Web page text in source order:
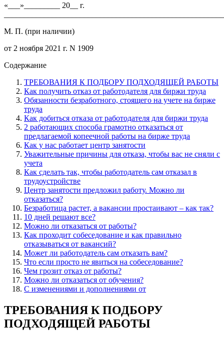
«___»_________ 20__ г.
М. П. (при наличии)
от 2 ноября 2021 г. N 1909
Содержание
ТРЕБОВАНИЯ К ПОДБОРУ ПОДХОДЯЩЕЙ РАБОТЫ
Как получить отказ от работодателя для биржи труда
Обязанности безработного, стоящего на учете на бирже
труда
Как добиться отказа от работодателя для биржи труда
2 работающих способа грамотно отказаться от
предлагаемой копеечной работы на бирже труда
Как у нас работает центр занятости
Уважительные причины для отказа, чтобы вас не сняли с
учета
Как сделать так, чтобы работодатель сам отказал в
трудоустройстве
Центр занятости предложил работу. Можно ли
отказаться?
Безработица растет, а вакансии простаивают – как так?
10 дней решают все?
Можно ли отказаться от работы?
Как проходит собеседование и как правильно
отказываться от вакансий?
Может ли работодатель сам отказать вам?
Что если просто не явиться на собеседование?
Чем грозит отказ от работы?
Можно ли отказаться от обучения?
С изменениями и дополнениями от
ТРЕБОВАНИЯ К ПОДБОРУ
ПОДХОДЯЩЕЙ РАБОТЫ